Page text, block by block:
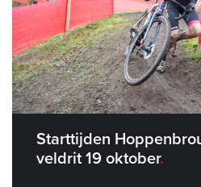
Starttijden
veldrit 19 oktober